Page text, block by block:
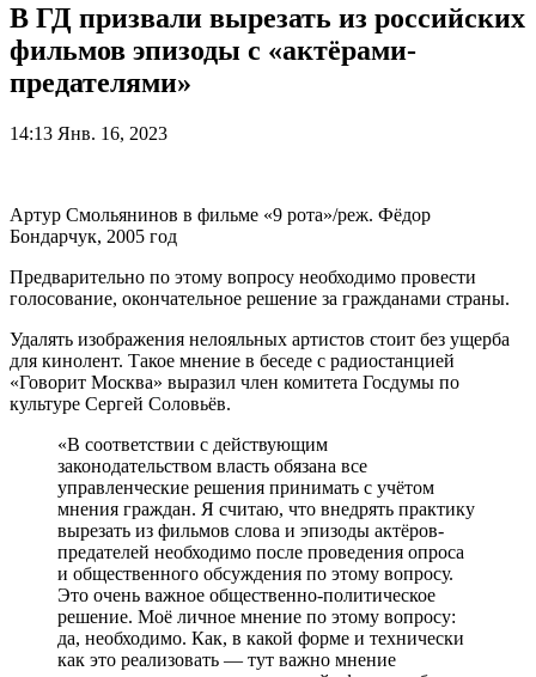
В ГД призвали вырезать из российских
фильмов эпизоды с «актёрами-
предателями»
14:13 Янв. 16, 2023
Артур Смольянинов в фильме «9 рота»/реж. Фёдор
Бондарчук, 2005 год
Предварительно по этому вопросу необходимо провести
голосование, окончательное решение за гражданами страны.
Удалять изображения нелояльных артистов стоит без ущерба
для кинолент. Такое мнение в беседе с радиостанцией
«Говорит Москва» выразил член комитета Госдумы по
культуре Сергей Соловьёв.
«В соответствии с действующим
законодательством власть обязана все
управленческие решения принимать с учётом
мнения граждан. Я считаю, что внедрять практику
вырезать из фильмов слова и эпизоды актёров-
предателей необходимо после проведения опроса
и общественного обсуждения по этому вопросу.
Это очень важное общественно-политическое
решение. Моё личное мнение по этому вопросу:
да, необходимо. Как, в какой форме и технически
как это реализовать — тут важно мнение